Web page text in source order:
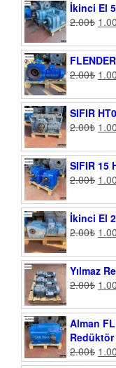
İkinci El
2.00₺ 1.00
2.00₺ 1.00
SIFIR
2.00₺ 1.00
SIFIR 15
2.00₺ 1.00
İkinci El
2.00₺ 1.00
Yılmaz
2.00₺ 1.00
Alman
Redüktör
2.00₺ 1.00